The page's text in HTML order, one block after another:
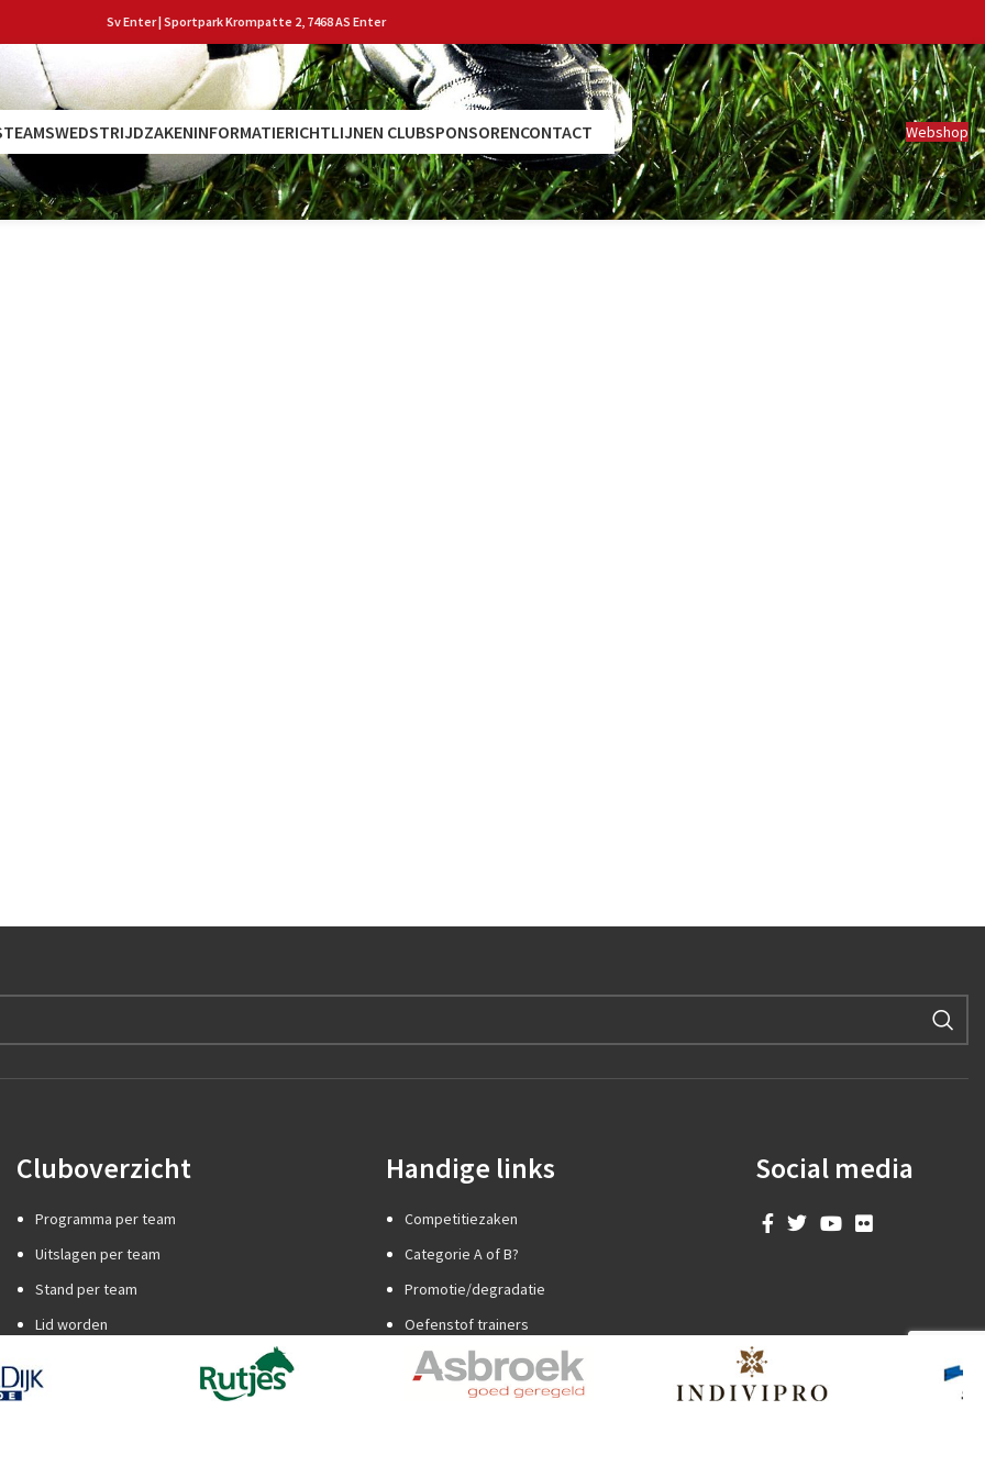
Sv Enter | Sportpark Krompatte 2, 7468 AS Enter
TEAMSWEDSTRIJDZAKENINFORMATIERICHTLIJNEN CLUBSPONSORENCONTACT Webshop
Cluboverzicht
Programma per team
Uitslagen per team
Stand per team
Lid worden
Sponsor worden
Handige links
Competitiezaken
Categorie A of B?
Promotie/degradatie
Oefenstof trainers
Spelregels
Trainer worden?
Social media